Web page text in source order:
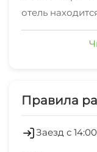
отель
центра
парк Майкопа,
Правила
Заезд с 14:00